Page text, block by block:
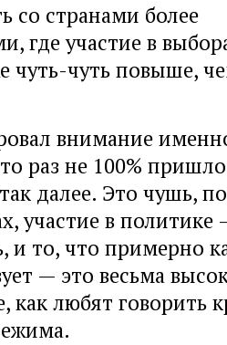
со странами более
где участие в
чуть-чуть повыше,
внимание
раз не 100%
далее. Это чушь,
участие в политике
и то, что примерно
— это весьма
как любят говорить